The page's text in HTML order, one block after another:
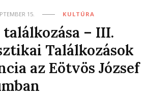
15. KULTÚRA
– III.
Találkozások
az Eötvös József